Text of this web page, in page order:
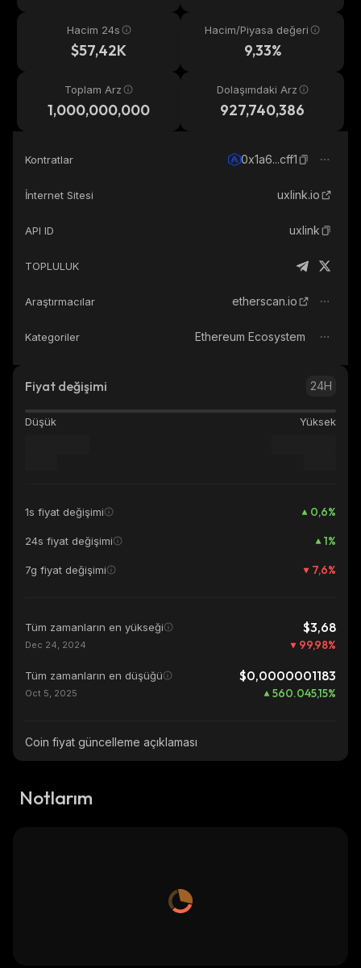
Hacim 24s
$57,42K
Hacim/Piyasa değeri
9,33%
Toplam Arz
1,000,000,000
Dolaşımdaki Arz
927,740,386
Kontratlar 0x1a6...cff1
İnternet Sitesi uxlink.io
API ID uxlink
TOPLULUK
Araştırmacılar etherscan.io
Kategoriler Ethereum Ecosystem
Fiyat değişimi 24H
Düşük Yüksek
1s fiyat değişimi 0,6%
24s fiyat değişimi 1%
7g fiyat değişimi 7,6%
Tüm zamanların en yükseği $3,68
Dec 24, 2024 99,98%
Tüm zamanların en düşüğü $0,0000001183
Oct 5, 2025 560.045,15%
Coin fiyat güncelleme açıklaması
Notlarım